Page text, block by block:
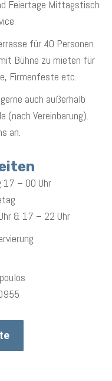
Feiertage Mittagstisch
für 40 Personen
Bühne zu mieten für
Firmenfeste etc.
auch außerhalb
(nach Vereinbarung).
an.
17 – 00 Uhr
& 17 – 22 Uhr